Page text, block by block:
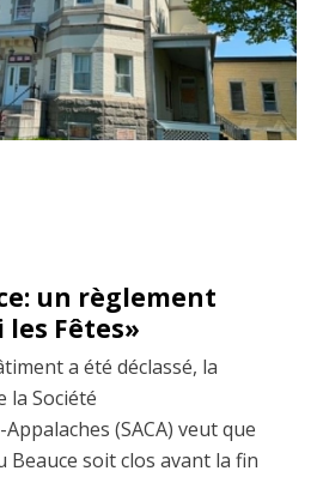
un règlement
Fêtes»
a été déclassé, la
la Société
(SACA) veut que
Beauce soit clos avant la fin